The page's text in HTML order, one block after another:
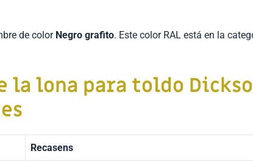
de color Negro grafito. Este color RAL está en la
la lona para toldo
Recasens